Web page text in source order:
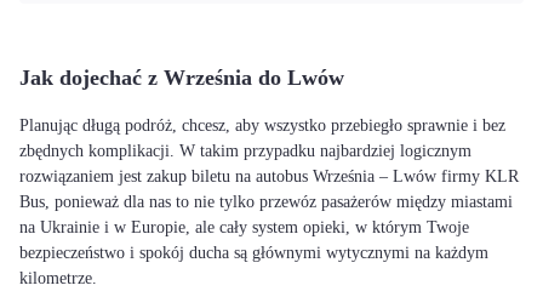
Jak dojechać z Września do Lwów
Planując długą podróż, chcesz, aby wszystko przebiegło sprawnie i bez
zbędnych komplikacji. W takim przypadku najbardziej logicznym
rozwiązaniem jest zakup biletu na autobus Września – Lwów firmy KLR
Bus, ponieważ dla nas to nie tylko przewóz pasażerów między miastami
na Ukrainie i w Europie, ale cały system opieki, w którym Twoje
bezpieczeństwo i spokój ducha są głównymi wytycznymi na każdym
kilometrze.